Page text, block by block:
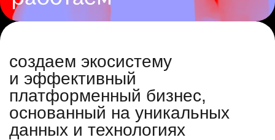
создаем экосистему
и эффективный
платформенный бизнес,
основанный на уникальных
данных и технологиях